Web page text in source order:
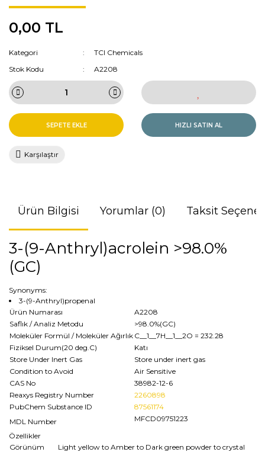
0,00 TL
Kategori
TCI Chemicals
Stok Kodu
A2208
SEPETE EKLE HIZLI SATIN AL
Karşılaştır
Ürün Bilgisi Yorumlar (0) Taksit
3-(9-Anthryl)acrolein >98.0%
(GC)
Synonyms:
3-(9-Anthryl)propenal
Ürün Numarası
A2208
Saflık / Analiz Metodu
>98.0%(GC)
Moleküler Formül / Moleküler Ağırlık C__1__7H__1__2O = 232.28
Fiziksel Durum(20 deg.C)
Katı
Store Under Inert Gas
Store under inert gas
Condition to Avoid
Air Sensitive
CAS No
38982-12-6
Reaxys Registry Number
2260898
PubChem Substance ID
87561174
MDL Number
MFCD09751223
Özellikler
Görünüm
Light yellow to Amber to Dark green powder to crystal